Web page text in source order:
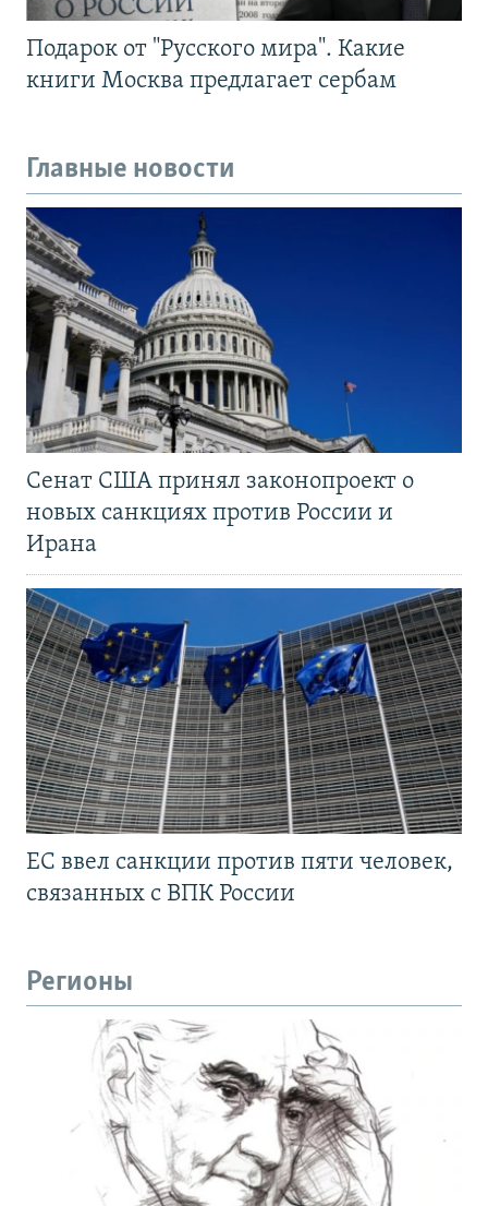
Подарок от "Русского мира". Какие
книги Москва предлагает сербам
Главные новости
Сенат США принял законопроект о
новых санкциях против России и
Ирана
ЕС ввел санкции против пяти человек,
связанных с ВПК России
Регионы